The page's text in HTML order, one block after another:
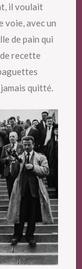
il voulait
voie, avec un
de pain qui
recette
quitté.